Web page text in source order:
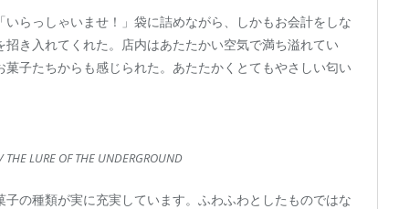
らっしゃいませ！」袋に詰めながら、しかもお会計をしな
き入れてくれた。店内はあたたかい空気で満ち溢れてい
子たちからも感じられた。あたたかくとてもやさしい匂い
LURE OF THE UNDERGROUND
の種類が実に充実しています。ふわふわとしたものではな